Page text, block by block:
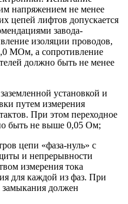
напряжением не менее
цепей лифтов допускается
завода-
изоляции проводов,
МОм, а сопротивление
должно быть не менее
установкой и
путем измерения
При этом переходное
быть не выше 0,05 Ом;
цепи «фаза-нуль» с
и непрерывности
измерения тока
для каждой из фаз. При
замыкания должен